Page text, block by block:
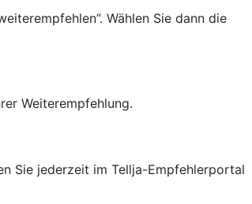
Wählen Sie dann die
Weiterempfehlung.
Sie jederzeit im Tellja-Empfehlerportal